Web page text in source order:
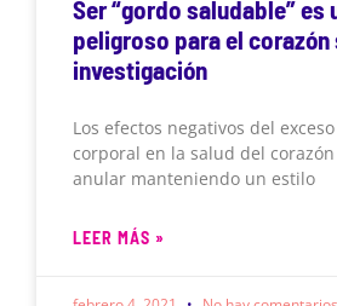
Ser “gordo saludable” es
peligroso para el corazón
investigación
Los efectos negativos del
corporal en la salud del
anular manteniendo un estilo
LEER MÁS »